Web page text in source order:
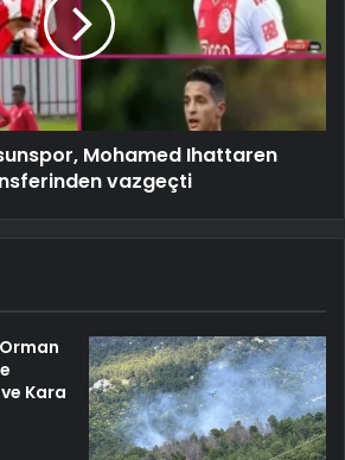
Mohamed Ihattaren
vazgeçti
Kara